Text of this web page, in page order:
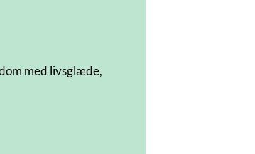
med livsglæde,